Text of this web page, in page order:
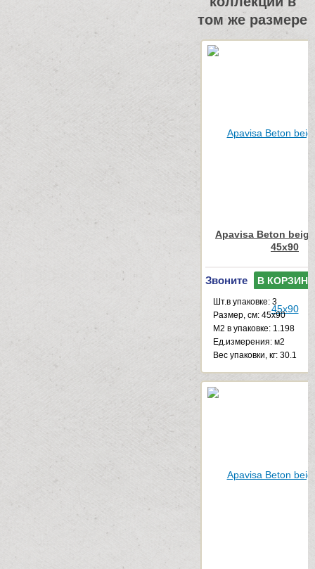
том же размере
Apavisa Beton
45x90
Звоните В КОРЗИНУ
Шт.в упаковке: 3
Размер, см: 45x90
М2 в упаковке: 1.198
Ед.измерения: м2
Веc упаковки, кг: 30.1